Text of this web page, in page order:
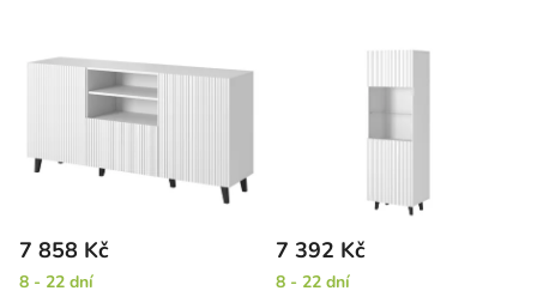
7 858 Kč
8 - 22 dní
7 392 Kč
8 - 22 dní